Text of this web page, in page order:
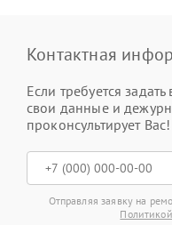
Контактная
Если требуется
свои данные и
проконсультирует Вас!
Отправляя заявку на